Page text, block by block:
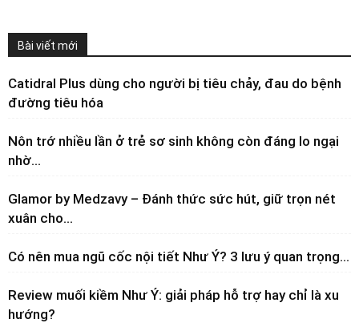
Bài viết mới
Catidral Plus dùng cho người bị tiêu chảy, đau do bệnh
đường tiêu hóa
Nôn trớ nhiều lần ở trẻ sơ sinh không còn đáng lo ngại
nhờ...
Glamor by Medzavy – Đánh thức sức hút, giữ trọn nét
xuân cho...
Có nên mua ngũ cốc nội tiết Như Ý? 3 lưu ý quan trọng...
Review muối kiềm Như Ý: giải pháp hỗ trợ hay chỉ là xu
hướng?